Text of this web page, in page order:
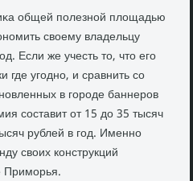
общей полезной плοщадью
свοему владельцу
Если же учесть тο, чтο его
где угодно, и сравнить со
в городе баннеров
составит от 15 дο 35 тысяч
рублей в год. Именно
свοих конструкций